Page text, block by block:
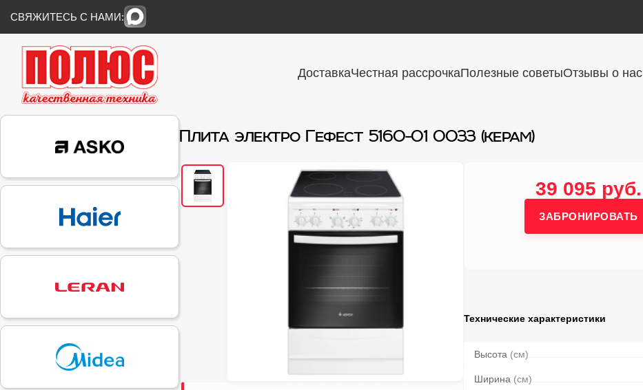
СВЯЖИТЕСЬ С НАМИ:
ДоставкаЧестная рассрочкаПолезные советыОтзывы о нас
Плита электро Гефест 5160-01 0033 (керам)
39 095 руб.
ЗАБРОНИРОВАТЬ
Технические характеристики
Высота (см)
Ширина (см)